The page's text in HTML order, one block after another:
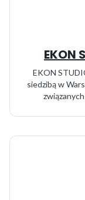
EKON
EKON
siedzibą w